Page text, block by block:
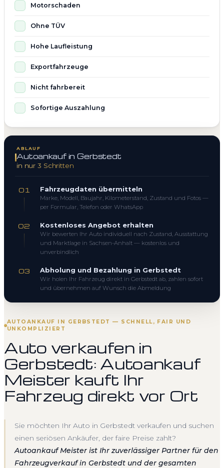
AUTOANKAUF IN GERBSTEDT — SCHNELL, FAIR UND
UNKOMPLIZIERT
Auto verkaufen in
Gerbstedt: Autoankauf
Meister kauft Ihr
Fahrzeug direkt vor Ort
Sie möchten Ihr Auto in Gerbstedt verkaufen und suchen
einen seriösen Ankäufer, der faire Preise zahlt?
Autoankauf Meister ist Ihr zuverlässiger Partner für den
Fahrzeugverkauf in Gerbstedt und der gesamten
Motorschaden
Ohne TÜV
Hohe Laufleistung
Exportfahrzeuge
Nicht fahrbereit
Sofortige Auszahlung
ABLAUF
Autoankauf in Gerbstedt
in nur 3 Schritten
01 Fahrzeugdaten übermitteln
Marke, Modell, Baujahr, Kilometerstand, Zustand und Fotos —
per Formular, Telefon oder WhatsApp
02 Kostenloses Angebot erhalten
Wir bewerten Ihr Auto individuell nach Zustand, Ausstattung
und Marktlage in Sachsen-Anhalt — kostenlos und
unverbindlich
03 Abholung und Bezahlung in Gerbstedt
Wir holen Ihr Fahrzeug direkt in Gerbstedt ab, zahlen sofort
und übernehmen auf Wunsch die Abmeldung